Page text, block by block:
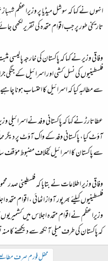
انہوں نے کہا کہ سوشل میڈیا پر وزیراعظم
تاریخی طور پر جب اقوام متحدہ کی تقریر لکھی
وفاقی وزیر نے کہا کہ پاکستان کی خارجہ
فلسطینیوں کی نسل کشی اور اسرائیل کے جنگی
سے مطالبہ کیا کہ اسرائیل کا احتساب ہونا
عطاتارڑ نے کہا کہ پاکستانی وفد
آؤٹ کیا، پاکستانی وفد کے واک آؤٹ پر
سے پاکستان کا اسرائیل کیخلاف مضبوط مؤقف
وفاقی وزیر اطلاعات نے بتایا کہ فلسطینی صدر
فلسطینیوں کیلئے بھرپور آواز اٹھائی ، اقوام
وزیراعظم نے اقوام متحدہ اجلاس میں کشمیریوں
کہ پاکستان کی طرف میلی آنکھ سے دیکھنے کا
محفل فورم صرف